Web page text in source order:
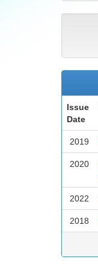
Issue
Date
2019
2020
2022
2018